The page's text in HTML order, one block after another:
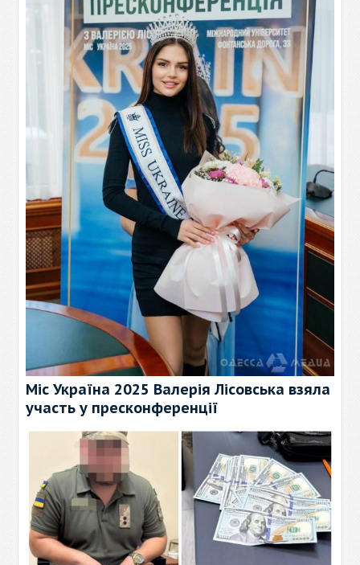
Міс Україна 2025 Валерія Лісовська взяла
участь у пресконференції